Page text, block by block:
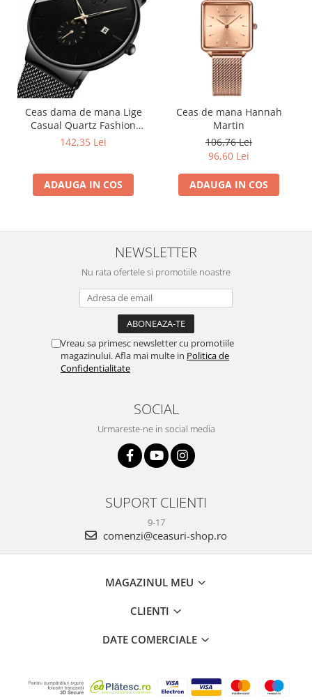
Ceas dama de mana Lige
Casual Quartz Fashion
Analog Negru
142,35 Lei
ADAUGA IN COS
Ceas de mana Hannah
Martin
106,76 Lei
96,60 Lei
ADAUGA IN COS
NEWSLETTER
Nu rata ofertele si promotiile noastre
Vreau sa primesc newsletter cu promotiile
magazinului. Afla mai multe in Politica de
Confidentialitate
SOCIAL
Urmareste-ne in social media
SUPORT CLIENTI
9-17
comenzi@ceasuri-shop.ro
MAGAZINUL MEU
CLIENTI
DATE COMERCIALE